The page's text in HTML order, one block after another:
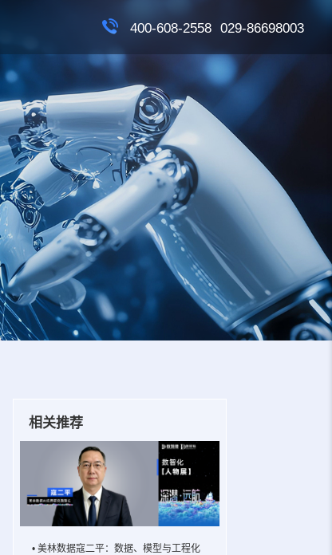
400-608-2558 029-86698003
相关推荐
• 美林数据寇二平：数据、模型与工程化